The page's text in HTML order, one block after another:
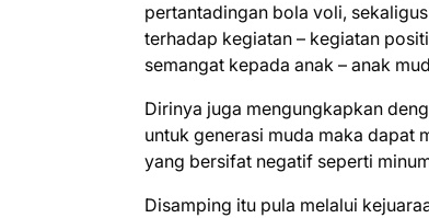
pertantadingan bola voli,
terhadap kegiatan – kegiatan
semangat kepada anak – anak
Dirinya juga mengungkapkan
untuk generasi muda maka dapat
yang bersifat negatif seperti
Disamping itu pula melalui